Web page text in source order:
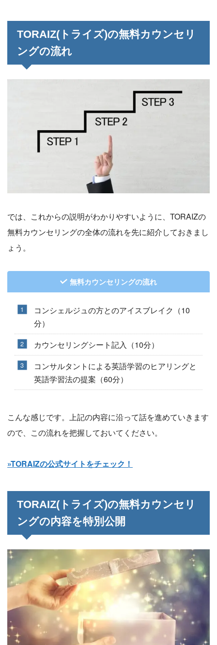
TORAIZ(トライズ)の無料カウンセリ
ングの流れ
では、これからの説明がわかりやすいように、TORAIZの
無料カウンセリングの全体の流れを先に紹介しておきまし
ょう。
無料カウンセリングの流れ
コンシェルジュの方とのアイスブレイク（10
分）
カウンセリングシート記入（10分）
コンサルタントによる英語学習のヒアリングと
英語学習法の提案（60分）
こんな感じです。上記の内容に沿って話を進めていきます
ので、この流れを把握しておいてください。
»TORAIZの公式サイトをチェック！
TORAIZ(トライズ)の無料カウンセリ
ングの内容を特別公開